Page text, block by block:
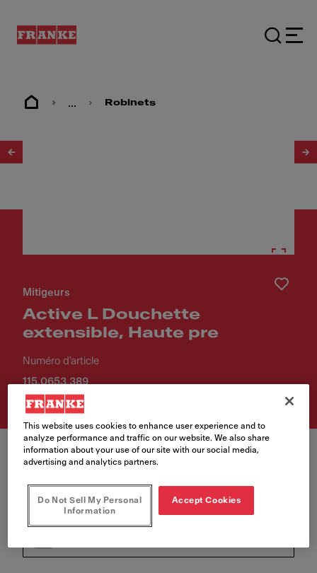
... Robinets
Mitigeurs
Active L Douchette
extensible, Haute pre
Numéro d'article
115.0653.389
This website uses cookies to enhance user experience and to
analyze performance and traffic on our website. We also share
information about your use of our site with our social media,
advertising and analytics partners.
Do Not Sell My Personal
Information
Accept Cookies